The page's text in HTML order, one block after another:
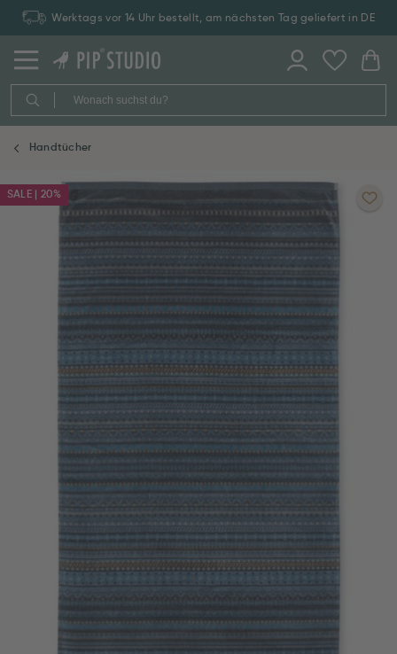
Werktags vor 14 Uhr bestellt, am nächsten Tag geliefert in DE
Handtücher
SALE | 20%